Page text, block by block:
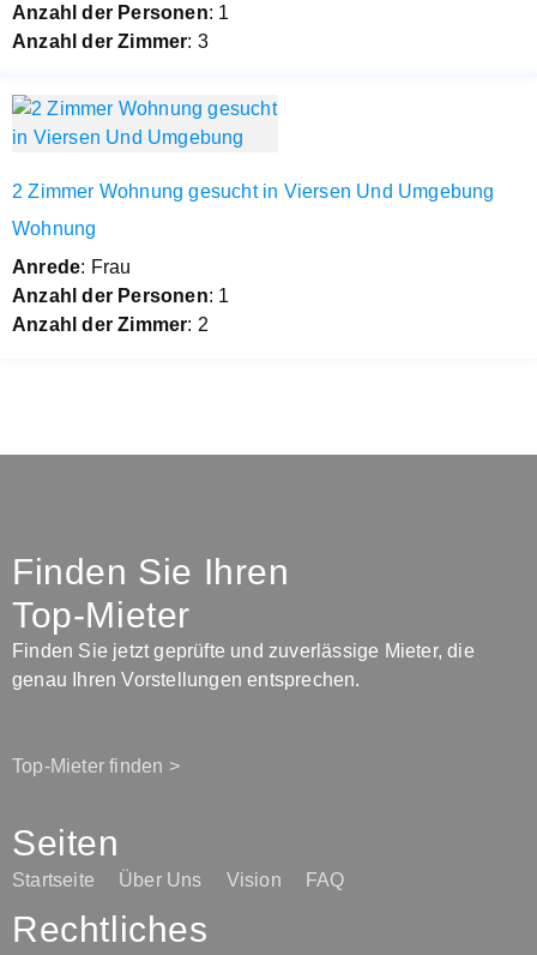
Anzahl der Personen: 1
Anzahl der Zimmer: 3
2 Zimmer Wohnung gesucht in Viersen Und Umgebung
Wohnung
Anrede: Frau
Anzahl der Personen: 1
Anzahl der Zimmer: 2
Finden Sie Ihren
Top-Mieter
Finden Sie jetzt geprüfte und zuverlässige Mieter, die
genau Ihren Vorstellungen entsprechen.
Top-Mieter finden >
Seiten
Startseite Über Uns Vision FAQ
Rechtliches